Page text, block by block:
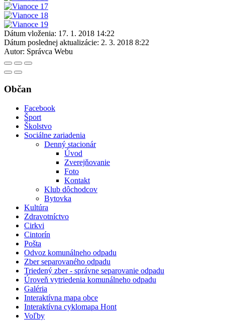
Dátum vloženia: 17. 1. 2018 14:22
Dátum poslednej aktualizácie: 2. 3. 2018 8:22
Autor: Správca Webu
Občan
Facebook
Šport
Školstvo
Sociálne zariadenia
Denný stacionár
Úvod
Zverejňovanie
Foto
Kontakt
Klub dôchodcov
Bytovka
Kultúra
Zdravotníctvo
Cirkvi
Cintorín
Pošta
Odvoz komunálneho odpadu
Zber separovaného odpadu
Triedený zber - správne separovanie odpadu
Úroveň vytriedenia komunálneho odpadu
Galéria
Interaktívna mapa obce
Interaktívna cyklomapa Hont
Voľby